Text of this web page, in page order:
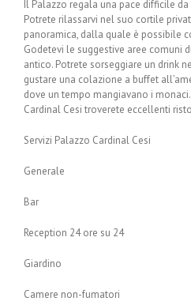
Il Palazzo regala una pace difficile
Potrete rilassarvi nel suo cortile
panoramica, dalla quale è possibile
Godetevi le suggestive aree comuni
antico. Potrete sorseggiare un drink
gustare una colazione a buffet
dove un tempo mangiavano i
Cardinal Cesi troverete eccellenti
Servizi Palazzo Cardinal Cesi
Generale
Bar
Reception 24 ore su 24
Giardino
Camere non-fumatori